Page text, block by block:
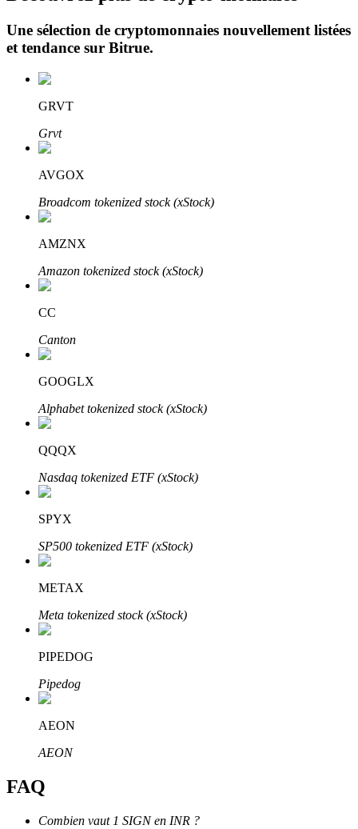
Investissement automobile
Obtenez des bénéfices à long terme et des intérêts flexibles
Apprenez le Staking
Découvrez comment gagner un revenu passif
Bitrue
AI
Partenaires Bitrue
Jusqu'à 65 % de commissions !
Une sélection de cryptomonnaies nouvellement listées
et tendance sur Bitrue.
GRVT
Grvt
AVGOX
Broadcom tokenized stock (xStock)
AMZNX
Amazon tokenized stock (xStock)
CC
Canton
GOOGLX
Alphabet tokenized stock (xStock)
QQQX
Nasdaq tokenized ETF (xStock)
SPYX
SP500 tokenized ETF (xStock)
METAX
Meta tokenized stock (xStock)
PIPEDOG
Pipedog
AEON
AEON
FAQ
Combien vaut 1 SIGN en INR ?